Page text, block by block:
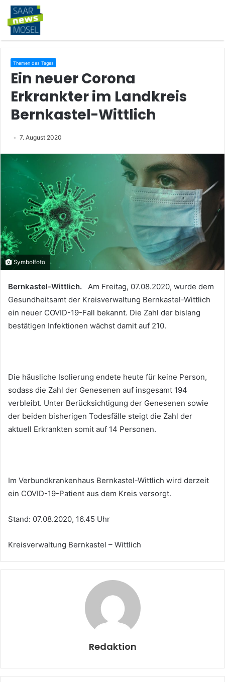
Themen des Tages
Ein neuer Corona
Erkrankter im Landkreis
Bernkastel-Wittlich
7. August 2020
Symbolfoto
Bernkastel-Wittlich. Am Freitag, 07.08.2020, wurde dem
Gesundheitsamt der Kreisverwaltung Bernkastel-Wittlich
ein neuer COVID-19-Fall bekannt. Die Zahl der bislang
bestätigen Infektionen wächst damit auf 210.
Die häusliche Isolierung endete heute für keine Person,
sodass die Zahl der Genesenen auf insgesamt 194
verbleibt. Unter Berücksichtigung der Genesenen sowie
der beiden bisherigen Todesfälle steigt die Zahl der
aktuell Erkrankten somit auf 14 Personen.
Im Verbundkrankenhaus Bernkastel-Wittlich wird derzeit
ein COVID-19-Patient aus dem Kreis versorgt.
Stand: 07.08.2020, 16.45 Uhr
Kreisverwaltung Bernkastel – Wittlich
Redaktion